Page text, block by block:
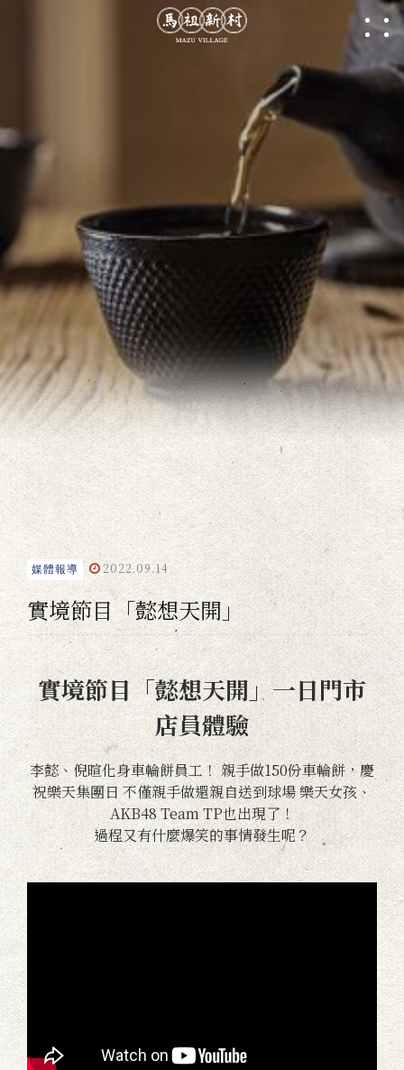
媒體報導 2022.09.14
實境節目「懿想天開」
實境節目「懿想天開」一日門市
店員體驗
李懿、倪暄化身車輪餅員工！ 親手做150份車輪餅，慶
祝樂天集團日 不僅親手做還親自送到球場 樂天女孩、
AKB48 Team TP也出現了！
過程又有什麼爆笑的事情發生呢？